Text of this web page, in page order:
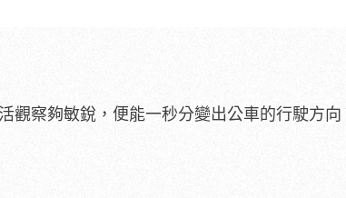
觀察夠敏銳，便能一秒分變出公車的行駛方向